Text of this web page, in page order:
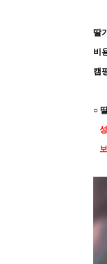
딸
비
캠
○